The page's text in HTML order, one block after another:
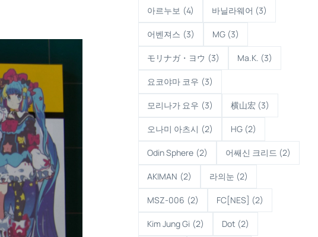
아르누보 (4) 바닐라웨어 (3)
어벤져스 (3) MG (3)
モリナガ・ヨウ (3) Ma.K. (3)
요코야마 코우 (3)
모리나가 요우 (3) 横山宏 (3)
오나미 아츠시 (2) HG (2)
Odin Sphere (2) 어쌔신 크리드 (2)
AKIMAN (2) 라의눈 (2)
MSZ-006 (2) FC[NES] (2)
Kim Jung Gi (2) Dot (2)